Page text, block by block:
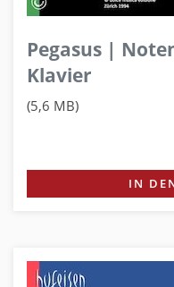
Pegasus |
Klavier
(5,6 MB)
IN